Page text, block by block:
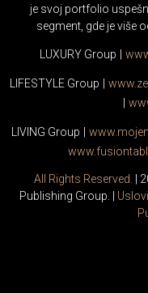
je svoj portfolio
segment, gde je više
LUXURY Group
LIFESTYLE Group www.
LIVING Group www. moj
www.
All Rights Reserved. |
Publishing Group. |